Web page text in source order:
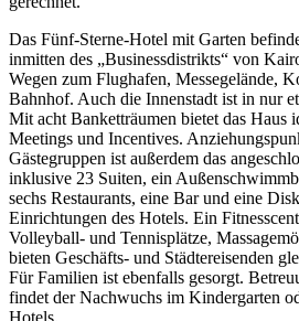
Das Fünf-Sterne-Hotel mit Garten
inmitten des „Businessdistrikts“ von
Wegen zum Flughafen, Messegelände,
Bahnhof. Auch die Innenstadt ist in nur
Mit acht Banketträumen bietet das Haus
Meetings und Incentives.
Gästegruppen ist außerdem das
inklusive 23 Suiten, ein
sechs Restaurants, eine Bar und eine
Einrichtungen des Hotels. Ein
Volleyball- und Tennisplätze,
bieten Geschäfts- und Städtereisenden
Für Familien ist ebenfalls gesorgt.
findet der Nachwuchs im Kindergarten
Hotels.